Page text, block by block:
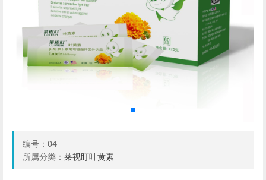
编号： 04
所属分类： 莱视盯叶黄素